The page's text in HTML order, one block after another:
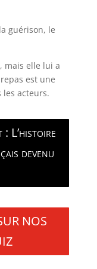
guérison, le
mais elle lui a
est une
les acteurs.
L’histoire
devenu
NOS